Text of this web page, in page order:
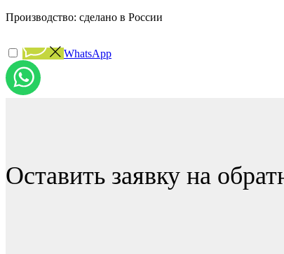
Производство: сделано в России
WhatsApp
Оставить заявку на